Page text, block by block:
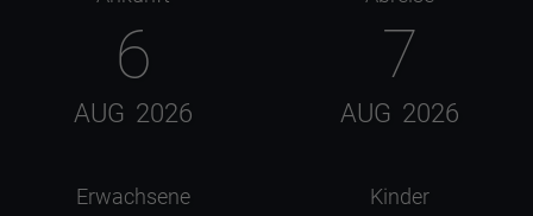
6
AUG 2026
7
AUG 2026
Erwachsene Kinder